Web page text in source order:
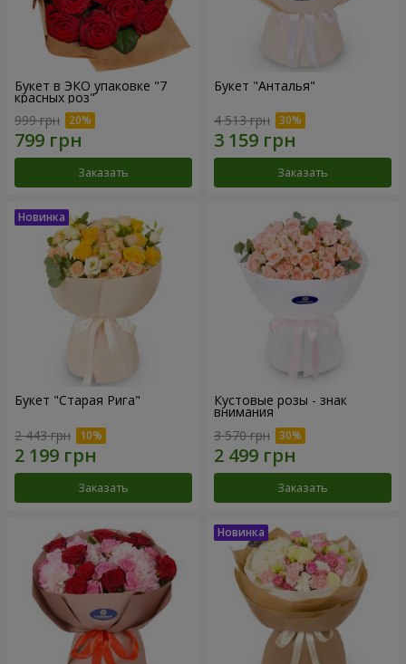
Букет в ЭКО упаковке "7
красных роз"
999 грн
Заказать
Букет "Анталья"
4 513 грн
Заказать
Букет "Старая Рига"
2 443 грн
Заказать
Кустовые розы - знак
внимания
3 570 грн
Заказать